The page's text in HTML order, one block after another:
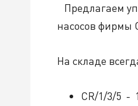
Предлагаем
насосов фирмы
На складе
CR/1/3/5 -